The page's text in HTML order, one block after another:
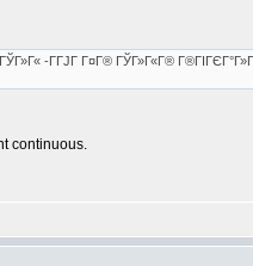
-Г­ГЈГ Г¤Г® ГЎГ»Г«Г®
continuous.